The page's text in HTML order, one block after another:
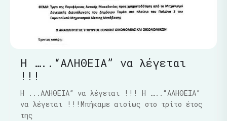
Η …..“ΑΛΗΘΕΙΑ” να λέγεται
!!!
Η ...ΑΛΗΘΕΙΑ” να λέγεται !!! Η …..“ΑΛΗΘΕΙΑ”
να λέγεται !!!Μπήκαμε αισίως στο τρίτο έτος
της